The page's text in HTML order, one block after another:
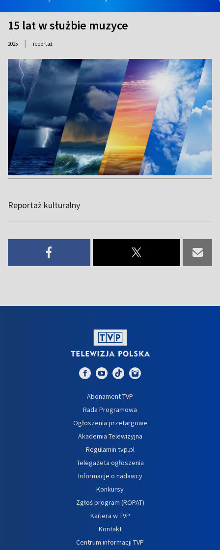
15 lat w służbie muzyce
2025 | reportaż
Reportaż kulturalny
Abonament TVP
Rada Programowa
Ogłoszenia przetargowe
Akademia Telewizyjna
Regulamin tvp.pl
Telegazeta ogłoszenia
Informacje o nadawcy
Konkursy
Zgłoś program (ROPAT)
Kariera w TVP
Kontakt
Centrum informacji TVP